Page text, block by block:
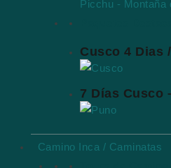
Picchu - Montaña
Cusco 4 Dias
7 Días Cusco
Camino Inca / Caminatas